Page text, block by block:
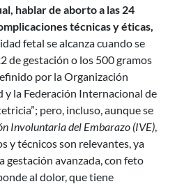
hablar de aborto a las 24
técnicas y éticas,
fetal se alcanza cuando se
de gestación o los 500 gramos
por la Organización
y la Federación Internacional de
pero, incluso, aunque se
Involuntaria del Embarazo (IVE),
y técnicos son relevantes, ya
gestación avanzada, con feto
al dolor, que tiene